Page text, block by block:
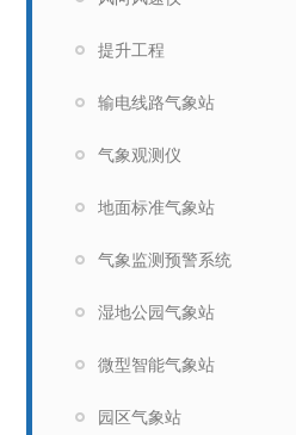
提升工程
输电线路气象站
气象观测仪
地面标准气象站
气象监测预警系统
湿地公园气象站
微型智能气象站
园区气象站